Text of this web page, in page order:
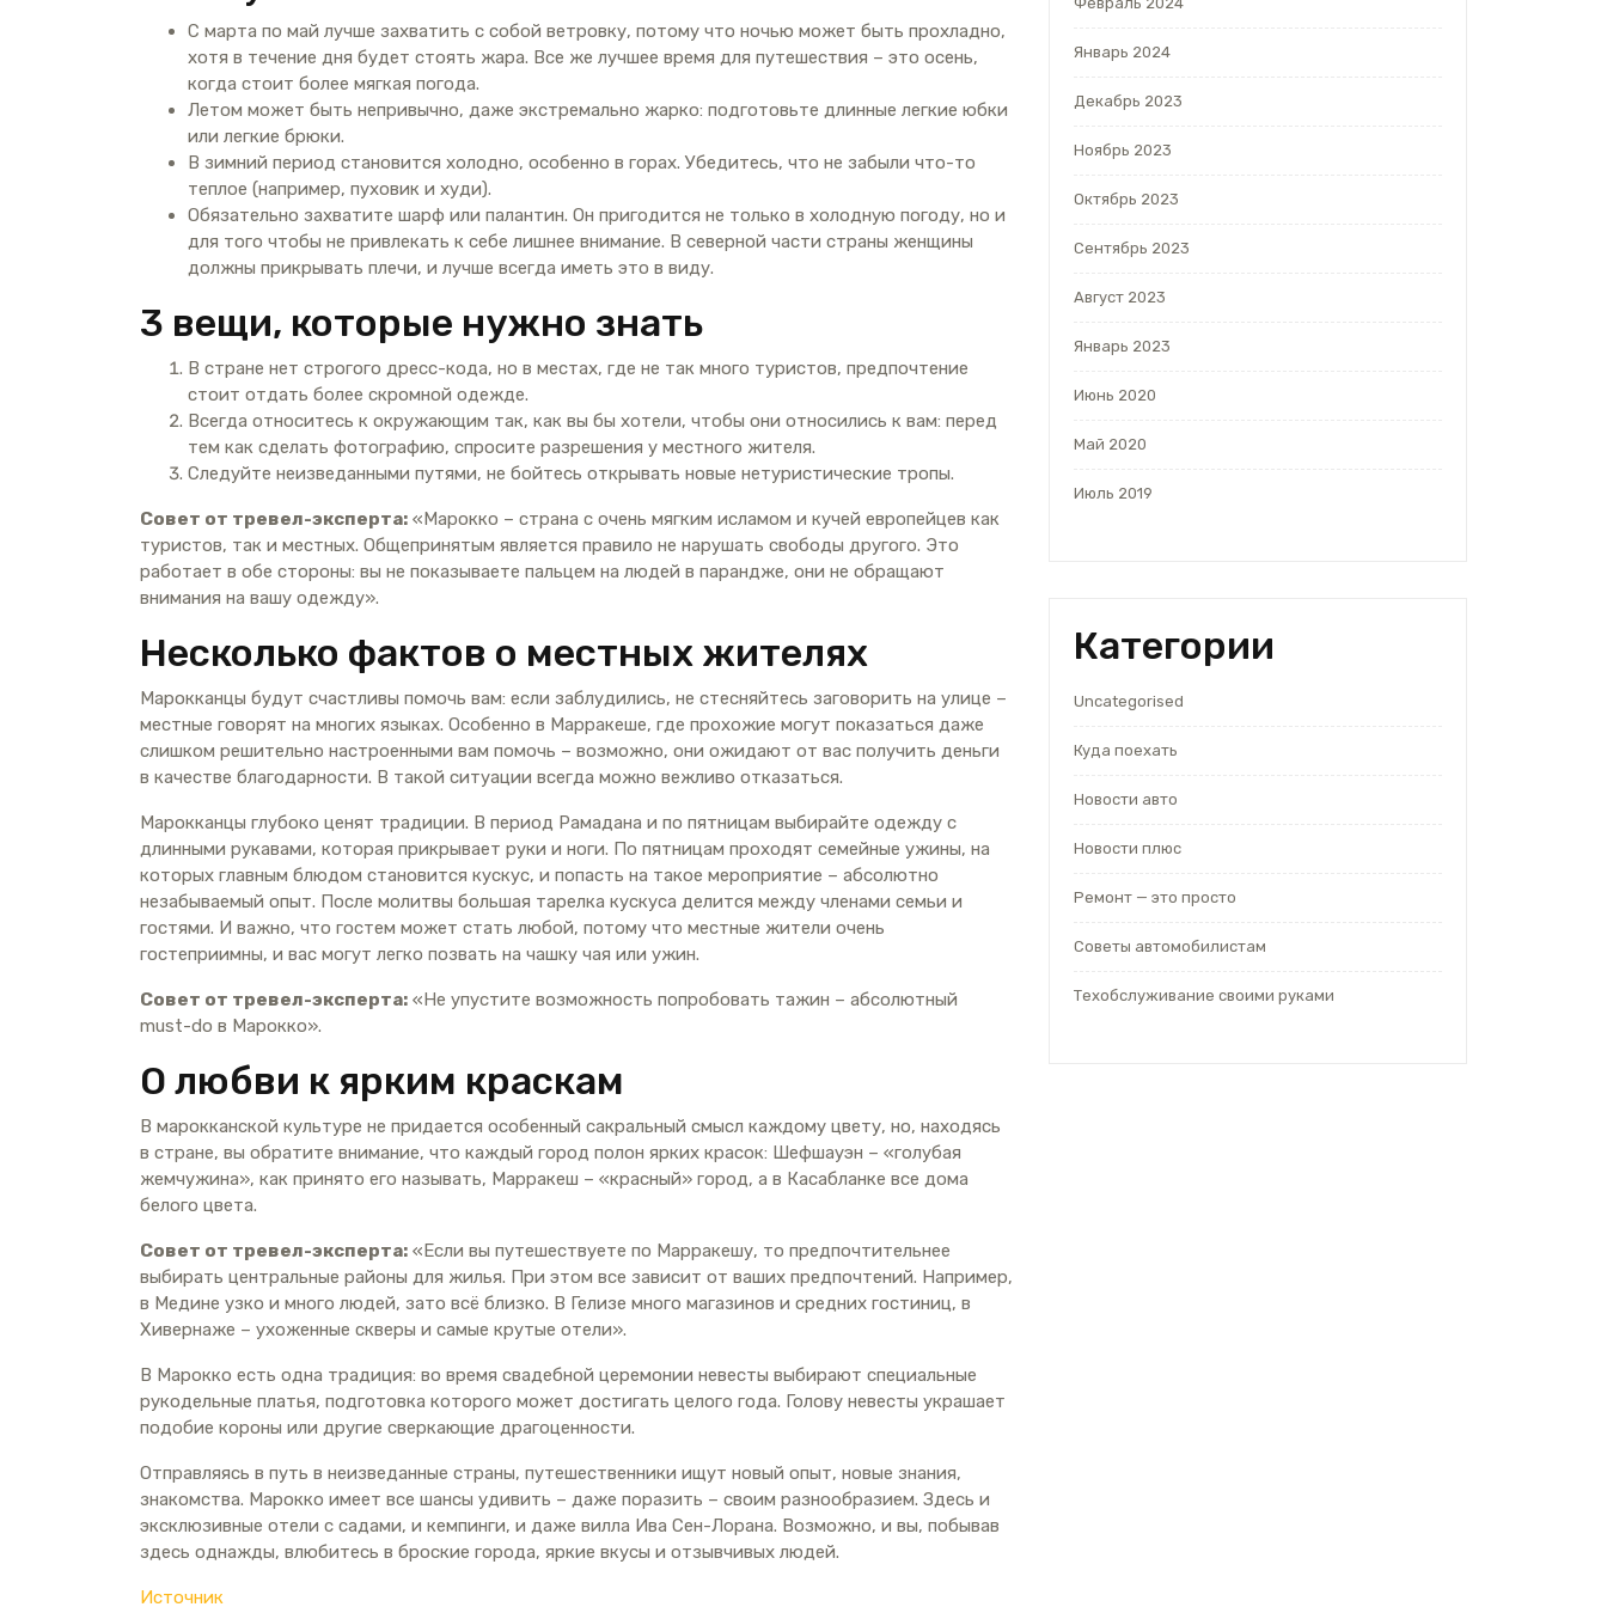
С марта по май лучше захватить с собой ветровку, потому что ночью может быть прохладно,
хотя в течение дня будет стоять жара. Все же лучшее время для путешествия – это осень,
когда стоит более мягкая погода.
Летом может быть непривычно, даже экстремально жарко: подготовьте длинные легкие юбки
или легкие брюки.
В зимний период становится холодно, особенно в горах. Убедитесь, что не забыли что-то
теплое (например, пуховик и худи).
Обязательно захватите шарф или палантин. Он пригодится не только в холодную погоду, но и
для того чтобы не привлекать к себе лишнее внимание. В северной части страны женщины
должны прикрывать плечи, и лучше всегда иметь это в виду.
3 вещи, которые нужно знать
В стране нет строгого дресс-кода, но в местах, где не так много туристов, предпочтение
стоит отдать более скромной одежде.
Всегда относитесь к окружающим так, как вы бы хотели, чтобы они относились к вам: перед
тем как сделать фотографию, спросите разрешения у местного жителя.
Следуйте неизведанными путями, не бойтесь открывать новые нетуристические тропы.
Совет от тревел-эксперта: «Марокко – страна с очень мягким исламом и кучей европейцев как
туристов, так и местных. Общепринятым является правило не нарушать свободы другого. Это
работает в обе стороны: вы не показываете пальцем на людей в парандже, они не обращают
внимания на вашу одежду».
Несколько фактов о местных жителях
Марокканцы будут счастливы помочь вам: если заблудились, не стесняйтесь заговорить на улице –
местные говорят на многих языках. Особенно в Марракеше, где прохожие могут показаться даже
слишком решительно настроенными вам помочь – возможно, они ожидают от вас получить деньги
в качестве благодарности. В такой ситуации всегда можно вежливо отказаться.
Марокканцы глубоко ценят традиции. В период Рамадана и по пятницам выбирайте одежду с
длинными рукавами, которая прикрывает руки и ноги. По пятницам проходят семейные ужины, на
которых главным блюдом становится кускус, и попасть на такое мероприятие – абсолютно
незабываемый опыт. После молитвы большая тарелка кускуса делится между членами семьи и
гостями. И важно, что гостем может стать любой, потому что местные жители очень
гостеприимны, и вас могут легко позвать на чашку чая или ужин.
Совет от тревел-эксперта: «Не упустите возможность попробовать тажин – абсолютный
must-do в Марокко».
О любви к ярким краскам
В марокканской культуре не придается особенный сакральный смысл каждому цвету, но, находясь
в стране, вы обратите внимание, что каждый город полон ярких красок: Шефшауэн – «голубая
жемчужина», как принято его называть, Марракеш – «красный» город, а в Касабланке все дома
белого цвета.
Совет от тревел-эксперта: «Если вы путешествуете по Марракешу, то предпочтительнее
выбирать центральные районы для жилья. При этом все зависит от ваших предпочтений. Например,
в Медине узко и много людей, зато всё близко. В Гелизе много магазинов и средних гостиниц, в
Хивернаже – ухоженные скверы и самые крутые отели».
В Марокко есть одна традиция: во время свадебной церемонии невесты выбирают специальные
рукодельные платья, подготовка которого может достигать целого года. Голову невесты украшает
подобие короны или другие сверкающие драгоценности.
Отправляясь в путь в неизведанные страны, путешественники ищут новый опыт, новые знания,
знакомства. Марокко имеет все шансы удивить – даже поразить – своим разнообразием. Здесь и
эксклюзивные отели с садами, и кемпинги, и даже вилла Ива Сен-Лорана. Возможно, и вы, побывав
здесь однажды, влюбитесь в броские города, яркие вкусы и отзывчивых людей.
Источник
Январь 2024
Декабрь 2023
Ноябрь 2023
Октябрь 2023
Сентябрь 2023
Август 2023
Январь 2023
Июнь 2020
Май 2020
Июль 2019
Категории
Uncategorised
Куда поехать
Новости авто
Новости плюс
Ремонт — это просто
Советы автомобилистам
Техобслуживание своими руками